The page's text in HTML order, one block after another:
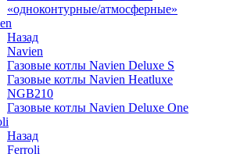
«одноконтурные/атмосферные»
Назад
Navien
Газовые котлы Navien Deluxe S
Газовые котлы Navien Heatluxe
NGB210
Газовые котлы Navien Deluxe One
Назад
Ferroli